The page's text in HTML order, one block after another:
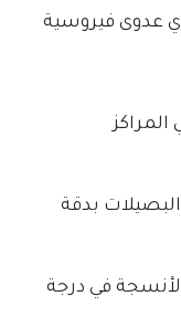
عدوى فيروسية
المراكز
بدقة
في درجة